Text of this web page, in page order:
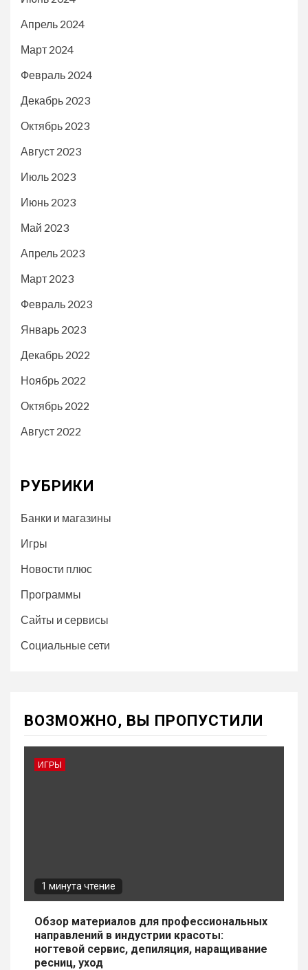
Апрель 2024
Март 2024
Февраль 2024
Декабрь 2023
Октябрь 2023
Август 2023
Июль 2023
Июнь 2023
Май 2023
Апрель 2023
Март 2023
Февраль 2023
Январь 2023
Декабрь 2022
Ноябрь 2022
Октябрь 2022
Август 2022
РУБРИКИ
Банки и магазины
Игры
Новости плюс
Программы
Сайты и сервисы
Социальные сети
ВОЗМОЖНО, ВЫ ПРОПУСТИЛИ
ИГРЫ
1 минута чтение
Обзор материалов для профессиональных
направлений в индустрии красоты:
ногтевой сервис, депиляция, наращивание
ресниц, уход